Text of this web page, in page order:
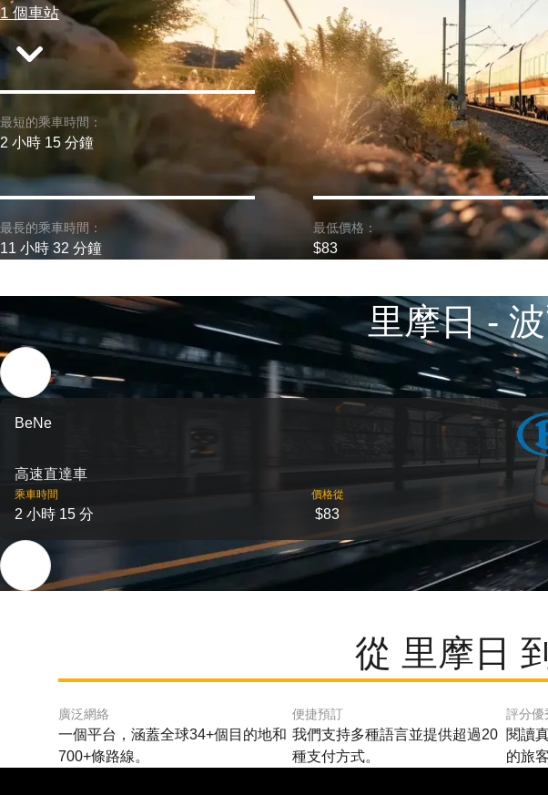
1 個車站
最短的乘車時間：
2 小時 15 分鐘
最長的乘車時間：
11 小時 32 分鐘
最低價格：
$83
里摩日 -
BeNe
高速直達車
乘車時間
2 小時 15 分
價格從
$83
從 里摩日
廣泛網絡
一個平台，涵蓋全球34+個目的地和
700+條路線。
便捷預訂
我們支持多種語言並提供超過20
種支付方式。
評分優
閱讀
的旅